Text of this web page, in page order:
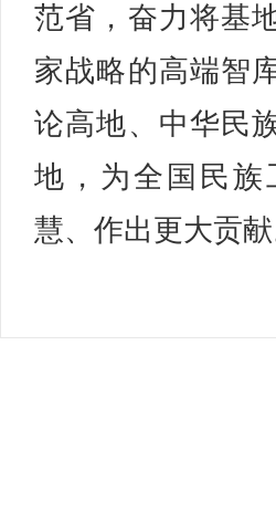
范省，奋力将基
家战略的高端智
论高地、中华民
地，为全国民
慧、作出更大贡